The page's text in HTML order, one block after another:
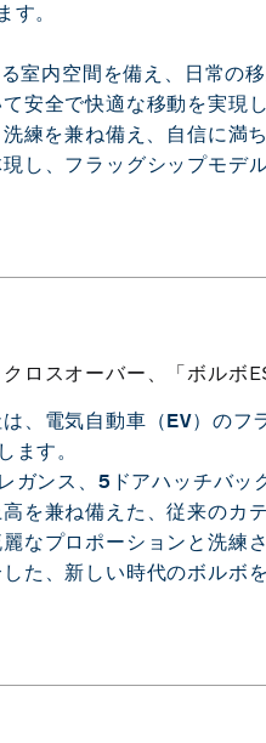
す。
室内空間を備え、日常の
安全で快適な移動を実現
練を兼ね備え、自信に満
し、フラッグシップモデ
ロスオーバー、「ボルボ
、電気自動車（EV）のフ
ます。
ガンス、5ドアハッチバッ
を兼ね備えた、従来のカ
なプロポーションと洗練
た、新しい時代のボルボ